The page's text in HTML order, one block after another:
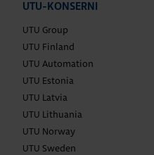
UTU-KONSERNI
UTU Group
UTU Finland
UTU Automation
UTU Estonia
UTU Latvia
UTU Lithuania
UTU Norway
UTU Sweden